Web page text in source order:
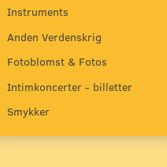
Instruments
Anden Verdenskrig
Fotoblomst & Fotos
Intimkoncerter - billetter
Smykker